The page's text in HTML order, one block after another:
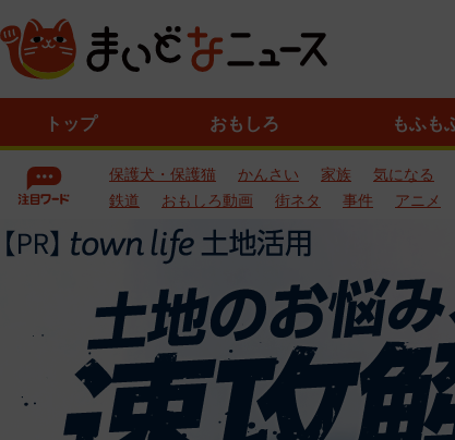
トップ おもしろ もふも
保護犬・保護猫 かんさい 家族 気になる
鉄道
おもしろ動画 街ネタ 事件 アニメ